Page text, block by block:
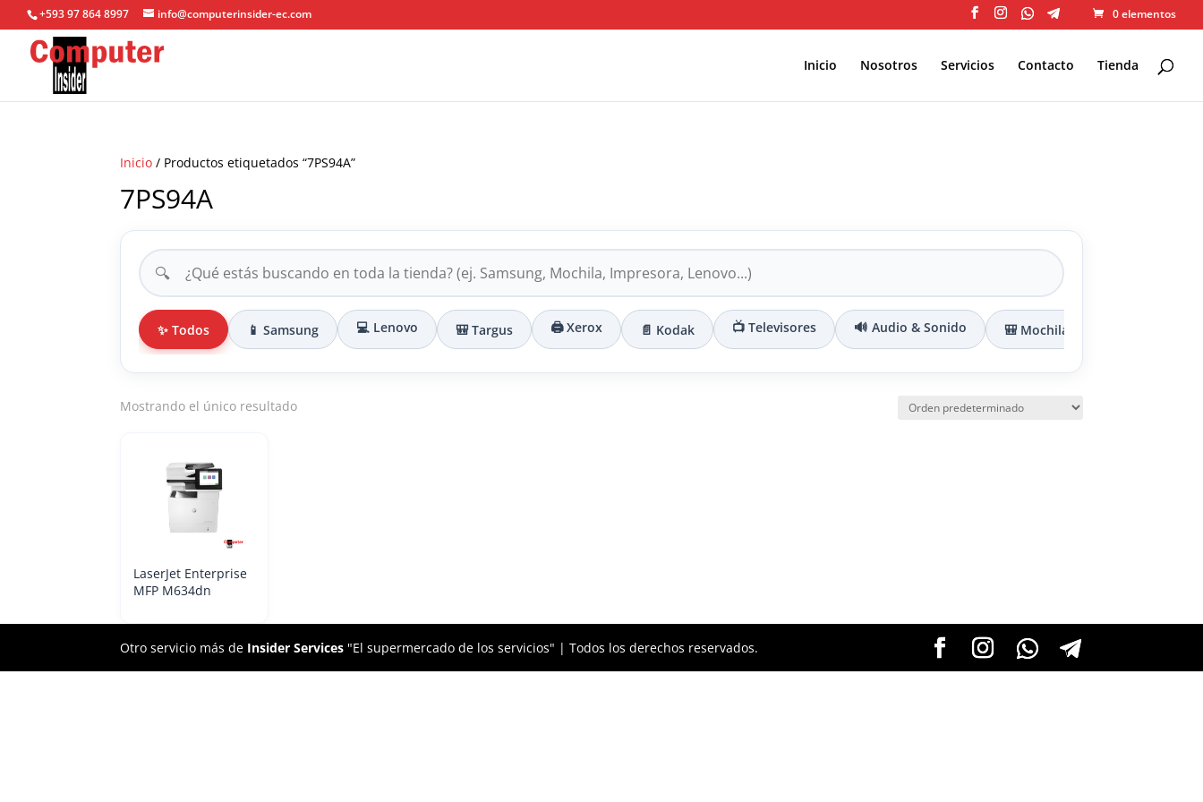
+593 97 864 8997 info@computerinsider-ec.com 0 elementos
Inicio Nosotros Servicios Contacto Tienda
Inicio / Productos etiquetados “7PS94A”
7PS94A
🔍
✨ Todos 📱 Samsung 💻 Lenovo 🎒 Targus 🖨️ Xerox 📄 Kodak 📺 Televisores 🔊 Audio & Sonido 🎒 Mochilas & Maletines
Mostrando el único resultado
LaserJet Enterprise
MFP M634dn
Otro servicio más de Insider Services "El supermercado de los servicios" | Todos los derechos reservados.